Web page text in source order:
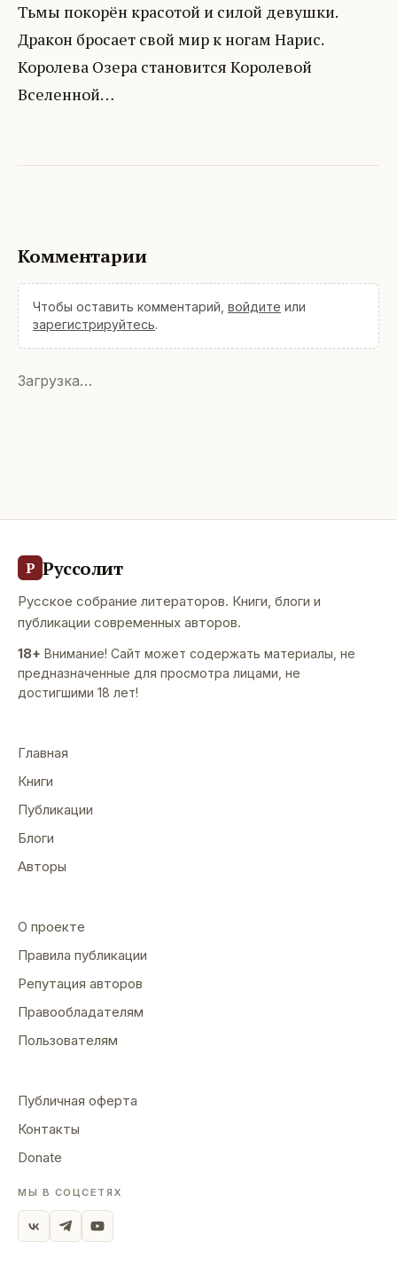
Тьмы покорён красотой и силой девушки.
Дракон бросает свой мир к ногам Нарис.
Королева Озера становится Королевой
Вселенной…
Комментарии
Чтобы оставить комментарий, войдите или
зарегистрируйтесь.
Загрузка…
Р Руссолит
Русское собрание литераторов. Книги, блоги и
публикации современных авторов.
18+ Внимание! Сайт может содержать материалы, не
предназначенные для просмотра лицами, не
достигшими 18 лет!
Главная
Книги
Публикации
Блоги
Авторы
О проекте
Правила публикации
Репутация авторов
Правообладателям
Пользователям
Публичная оферта
Контакты
Donate
МЫ В СОЦСЕТЯХ